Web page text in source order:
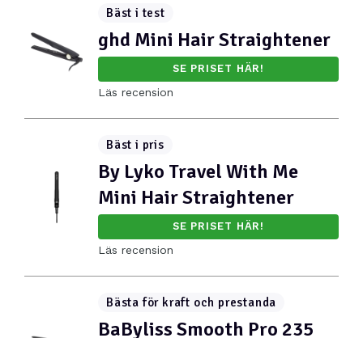
Bäst i test
ghd Mini Hair Straightener
SE PRISET HÄR!
Läs recension
Bäst i pris
By Lyko Travel With Me
Mini Hair Straightener
SE PRISET HÄR!
Läs recension
Bästa för kraft och prestanda
BaByliss Smooth Pro 235